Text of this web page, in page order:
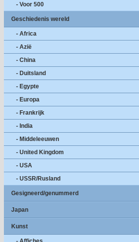
- Voor 500
Geschiedenis wereld
- Africa
- Azië
- China
- Duitsland
- Egypte
- Europa
- Frankrijk
- India
- Middeleeuwen
- United Kingdom
- USA
- USSR/Rusland
Gesigneerd/genummerd
Japan
Kunst